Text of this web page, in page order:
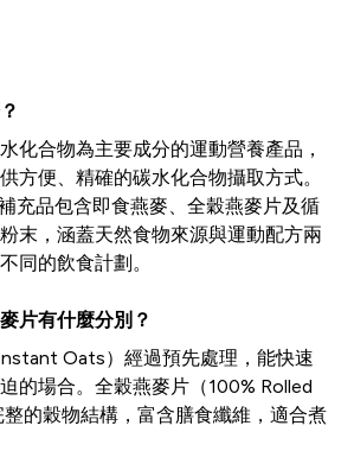
化合物為主要成分的運動營養產品，
方便、精確的碳水化合物攝取方式。
充品包含即食燕麥、全穀燕麥片及循
末，涵蓋天然食物來源與運動配方兩
同的飲食計劃。
片有什麼分別？
Oats）經過預先處理，能快速
的場合。全穀燕麥片（100% Rolled
的穀物結構，富含膳食纖維，適合煮